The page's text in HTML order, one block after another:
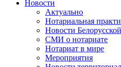
Новости
Актуально
Нотариальная
Новости
СМИ о нотариате
Нотариат в мире
Мероприятия